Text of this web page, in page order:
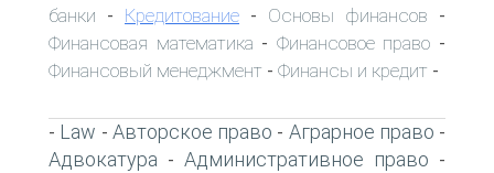
банки - Кредитование - Основы финансов -
Финансовая математика - Финансовое право -
Финансовый менеджмент - Финансы и кредит -
- Law - Авторское право - Аграрное право -
Адвокатура - Административное право -